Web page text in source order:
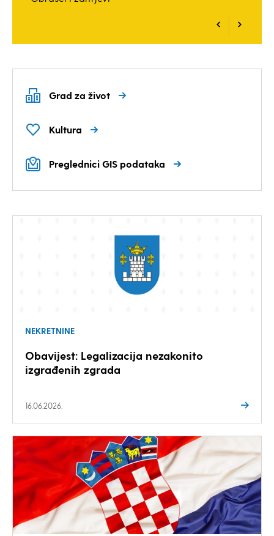
Grad za život
Kultura
Preglednici GIS podataka
NEKRETNINE
Obavijest: Legalizacija nezakonito
izgrađenih zgrada
16.06.2026.